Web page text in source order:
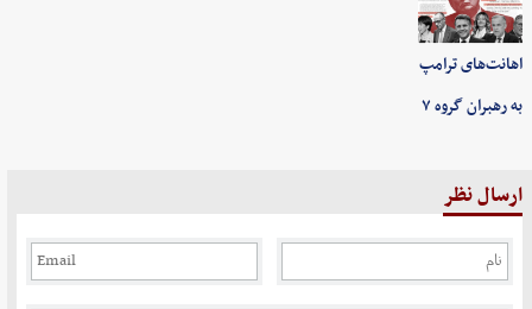
اهانت‌های ترامپ
به رهبران گروه ۷
ارسال نظر